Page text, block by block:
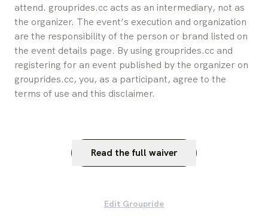
attend. grouprides.cc acts as an intermediary, not as
the organizer. The event’s execution and organization
are the responsibility of the person or brand listed on
the event details page. By using grouprides.cc and
registering for an event published by the organizer on
grouprides.cc, you, as a participant, agree to the
terms of use and this disclaimer.
Read the full waiver
Edit Groupride